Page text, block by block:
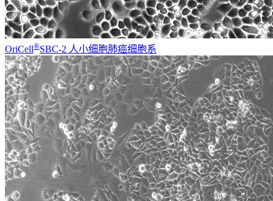
OriCell®SBC-2 人小细胞肺癌细胞系